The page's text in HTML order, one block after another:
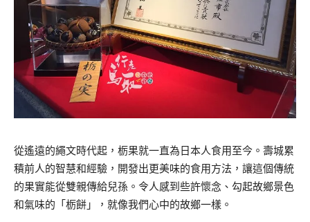
從遙遠的繩文時代起，栃果就一直為日本人食用至今。壽城累
積前人的智慧和經驗，開發出更美味的食用方法，讓這個傳統
的果實能從雙親傳給兒孫。令人感到些許懷念、勾起故鄉景色
和氣味的「栃餅」，就像我們心中的故鄉一樣。